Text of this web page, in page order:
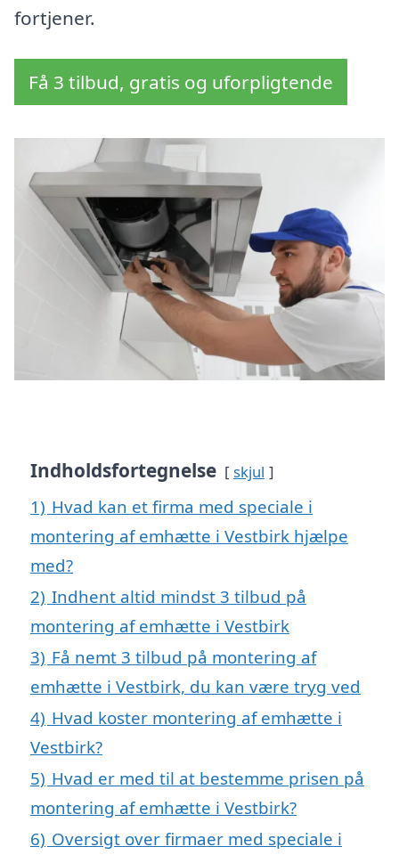
fortjener.
Få 3 tilbud, gratis og uforpligtende
Indholdsfortegnelse skjul
1) Hvad kan et firma med speciale i
montering af emhætte i Vestbirk hjælpe
med?
2) Indhent altid mindst 3 tilbud på
montering af emhætte i Vestbirk
3) Få nemt 3 tilbud på montering af
emhætte i Vestbirk, du kan være tryg ved
4) Hvad koster montering af emhætte i
Vestbirk?
5) Hvad er med til at bestemme prisen på
montering af emhætte i Vestbirk?
6) Oversigt over firmaer med speciale i